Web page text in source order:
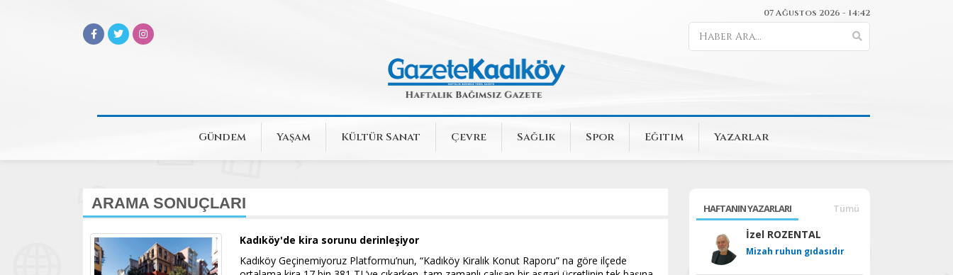
07 Ağustos 2026 - 14:42
Gündem Yaşam Kültür Sanat Çevre Sağlık Spor Eğitim Yazarlar
ARAMA SONUÇLARI
Kadıköy'de kira sorunu derinleşiyor
Kadıköy Geçinemiyoruz Platformu’nun, “Kadıköy Kiralık Konut Raporu” na göre ilçede
HAFTANIN YAZARLARI Tümü
İzel ROZENTAL
Mizah ruhun gıdasıdır